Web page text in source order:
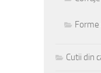
Cutii din